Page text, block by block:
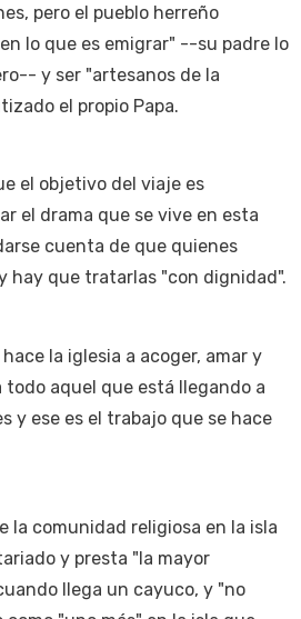
pero el pueblo herreño
lo que es emigrar" --su padre lo
y ser "artesanos de la
el propio Papa.
el objetivo del viaje es
el drama que se vive en esta
cuenta de que quienes
hay que tratarlas "con dignidad".
la iglesia a acoger, amar y
todo aquel que está llegando a
y ese es el trabajo que se hace
la comunidad religiosa en la isla
y presta "la mayor
llega un cayuco, y "no